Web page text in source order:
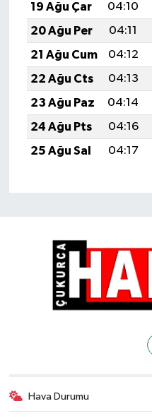
19 Ağu Çar
04:10
20 Ağu Per
04:11
21 Ağu Cum
04:12
22 Ağu Cts
04:13
23 Ağu Paz
04:14
24 Ağu Pts
04:16
25 Ağu Sal
04:17
Hava Durumu